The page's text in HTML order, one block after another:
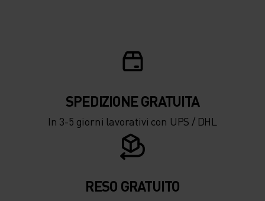
SPEDIZIONE ​​​​​​GRATUITA
In 3-5 giorni lavorativi con UPS / DHL
RESO GRATUITO